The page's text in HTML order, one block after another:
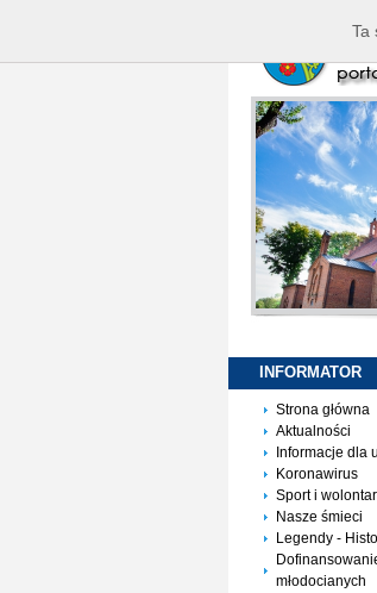
INFORMATOR
Strona główna
Aktualności
Informacje dla
Koronawirus
Sport i
Nasze śmieci
Legendy -
młodocianych
Ta